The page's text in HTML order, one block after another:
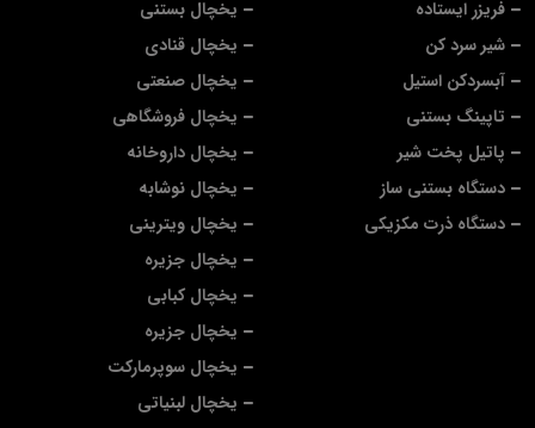
یخچال بستنی
یخچال قنادی
یخچال صنعتی
یخچال فروشگاهی
یخچال داروخانه
یخچال نوشابه
یخچال ویترینی
یخچال جزیره
یخچال کبابی
یخچال جزیره
یخچال سوپرمارکت
یخچال لبنیاتی
فریزر ایستاده
شیر سرد کن
آبسردکن استیل
تاپینگ بستنی
پاتیل پخت شیر
دستگاه بستنی ساز
دستگاه ذرت مکزیکی